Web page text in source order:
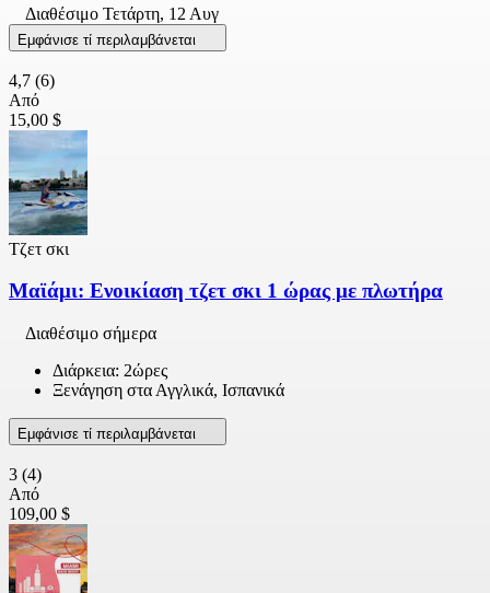
Διαθέσιμο Τετάρτη, 12 Αυγ
Εμφάνισε τί περιλαμβάνεται
4,7 (6)
Από
15,00 $
Τζετ σκι
Μαϊάμι: Ενοικίαση τζετ σκι 1 ώρας με πλωτήρα
Διαθέσιμο σήμερα
Διάρκεια: 2ώρες
Ξενάγηση στα Αγγλικά, Ισπανικά
Εμφάνισε τί περιλαμβάνεται
3 (4)
Από
109,00 $